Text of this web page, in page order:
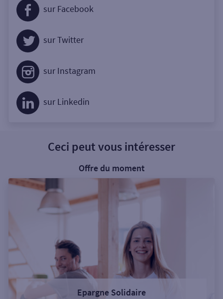
sur Facebook
sur Twitter
sur Instagram
sur Linkedin
Ceci peut vous intéresser
Offre du moment
Epargne Solidaire